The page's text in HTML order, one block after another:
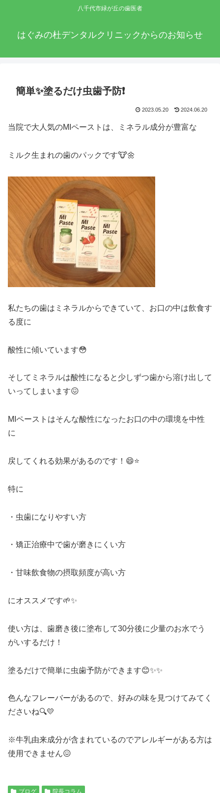
八千代市緑が丘の歯医者
はぐみの杜デンタルクリニックからのお知らせ
簡単✨塗るだけ虫歯予防❗
2023.05.20 2024.06.20
当院で大人気のMIペーストは、ミネラル成分が豊富な
ミルク生まれの歯のパックです🐮🌼
私たちの歯はミネラルからできていて、お口の中は飲食す
る度に
酸性に傾いています😳
そしてミネラルは酸性になると少しずつ歯から溶け出して
いってしまいます😖
MIペーストはそんな酸性になったお口の中の環境を中性
に
戻してくれる効果があるのです！😄⭐
特に
・虫歯になりやすい方
・矯正治療中で歯が磨きにくい方
・甘味飲食物の摂取頻度が高い方
にオススメです🌱✨
使い方は、歯磨き後に塗布して30分後に少量のお水でう
がいするだけ！
塗るだけで簡単に虫歯予防ができます😊✨✨
色んなフレーバーがあるので、好みの味を見つけてみてく
ださいね🔍💛
※牛乳由来成分が含まれているのでアレルギーがある方は
使用できません😖
ブログ 院長コラム